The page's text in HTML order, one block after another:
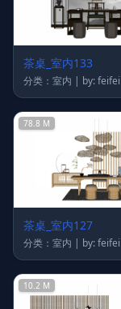
茶桌_室内133
分类：室内 | by: feifei
78.8 M
茶桌_室内127
分类：室内 | by: feifei
10.2 M